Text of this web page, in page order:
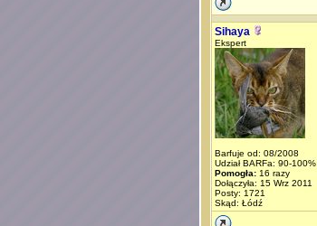
Sihaya
Ekspert
Barfuje od: 08/2008
Udział BARFa: 90-100%
Pomogła: 16 razy
Dołączyła: 15 Wrz 2011
Posty: 1721
Skąd: Łódź